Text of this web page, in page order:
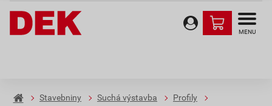
MENU
Stavebniny Suchá výstavba
Profily